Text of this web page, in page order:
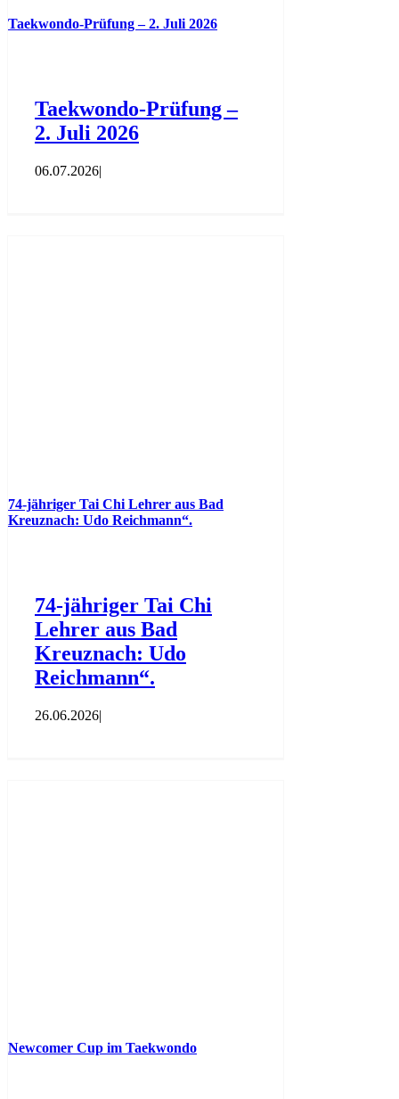
Taekwondo-Prüfung – 2. Juli 2026
Taekwondo-Prüfung –
2. Juli 2026
06.07.2026|
74-jähriger Tai Chi Lehrer aus Bad
Kreuznach: Udo Reichmann“.
74-jähriger Tai Chi
Lehrer aus Bad
Kreuznach: Udo
Reichmann“.
26.06.2026|
Newcomer Cup im Taekwondo